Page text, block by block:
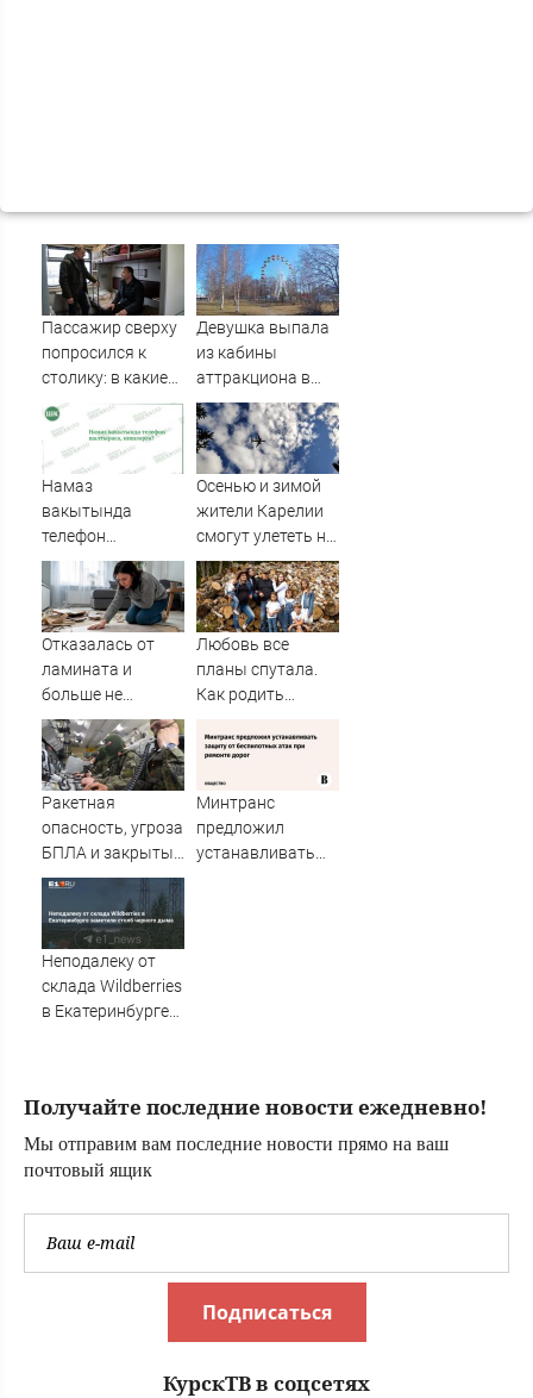
Пассажир сверху
попросился к
столику: в какие
часы ему нельзя
отказать —
четкий ответ дали
в РЖД
Девушка выпала
из кабины
аттракциона в
российском
городе
Намаз
вакытында
телефон
шалтыраса,
нишләргә?
Осенью и зимой
жители Карелии
смогут улететь на
юг России
Отказалась от
ламината и
больше не
вернусь к
линолеуму:
выбрал этот пол
для ремонта -
практично
Любовь все
планы спутала.
Как родить
ждать девятого
Ракетная
опасность, угроза
БПЛА и закрытые
аэропорты.
регионам России
к этому часу
Минтранс
предложил
устанавливать
Неподалеку от
склада Wildberries
в Екатеринбурге
Получайте последние новости ежедневно!
Мы отправим вам последние новости прямо на ваш
почтовый ящик
Подписаться
КурскТВ в соцсетях